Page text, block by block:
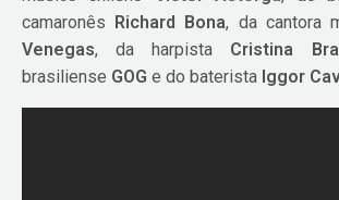
camaronês
Richard Bona, da cantora
Venegas, da harpista Cristina
brasiliense GOG e do baterista Iggor